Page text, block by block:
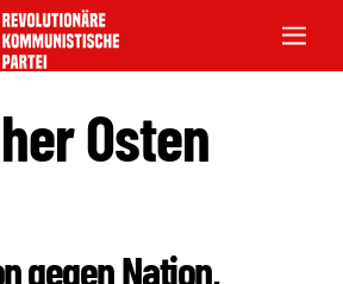
Osten
gegen Nation,